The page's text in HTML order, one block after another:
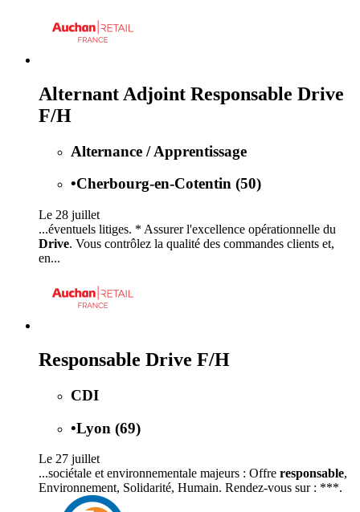
Alternant Adjoint Responsable Drive
F/H
Alternance / Apprentissage
•Cherbourg-en-Cotentin (50)
Le 28 juillet
...éventuels litiges. * Assurer l'excellence opérationnelle du
Drive. Vous contrôlez la qualité des commandes clients et,
en...
Responsable Drive F/H
CDI
•Lyon (69)
Le 27 juillet
...sociétale et environnementale majeurs : Offre responsable,
Environnement, Solidarité, Humain. Rendez-vous sur : ***.